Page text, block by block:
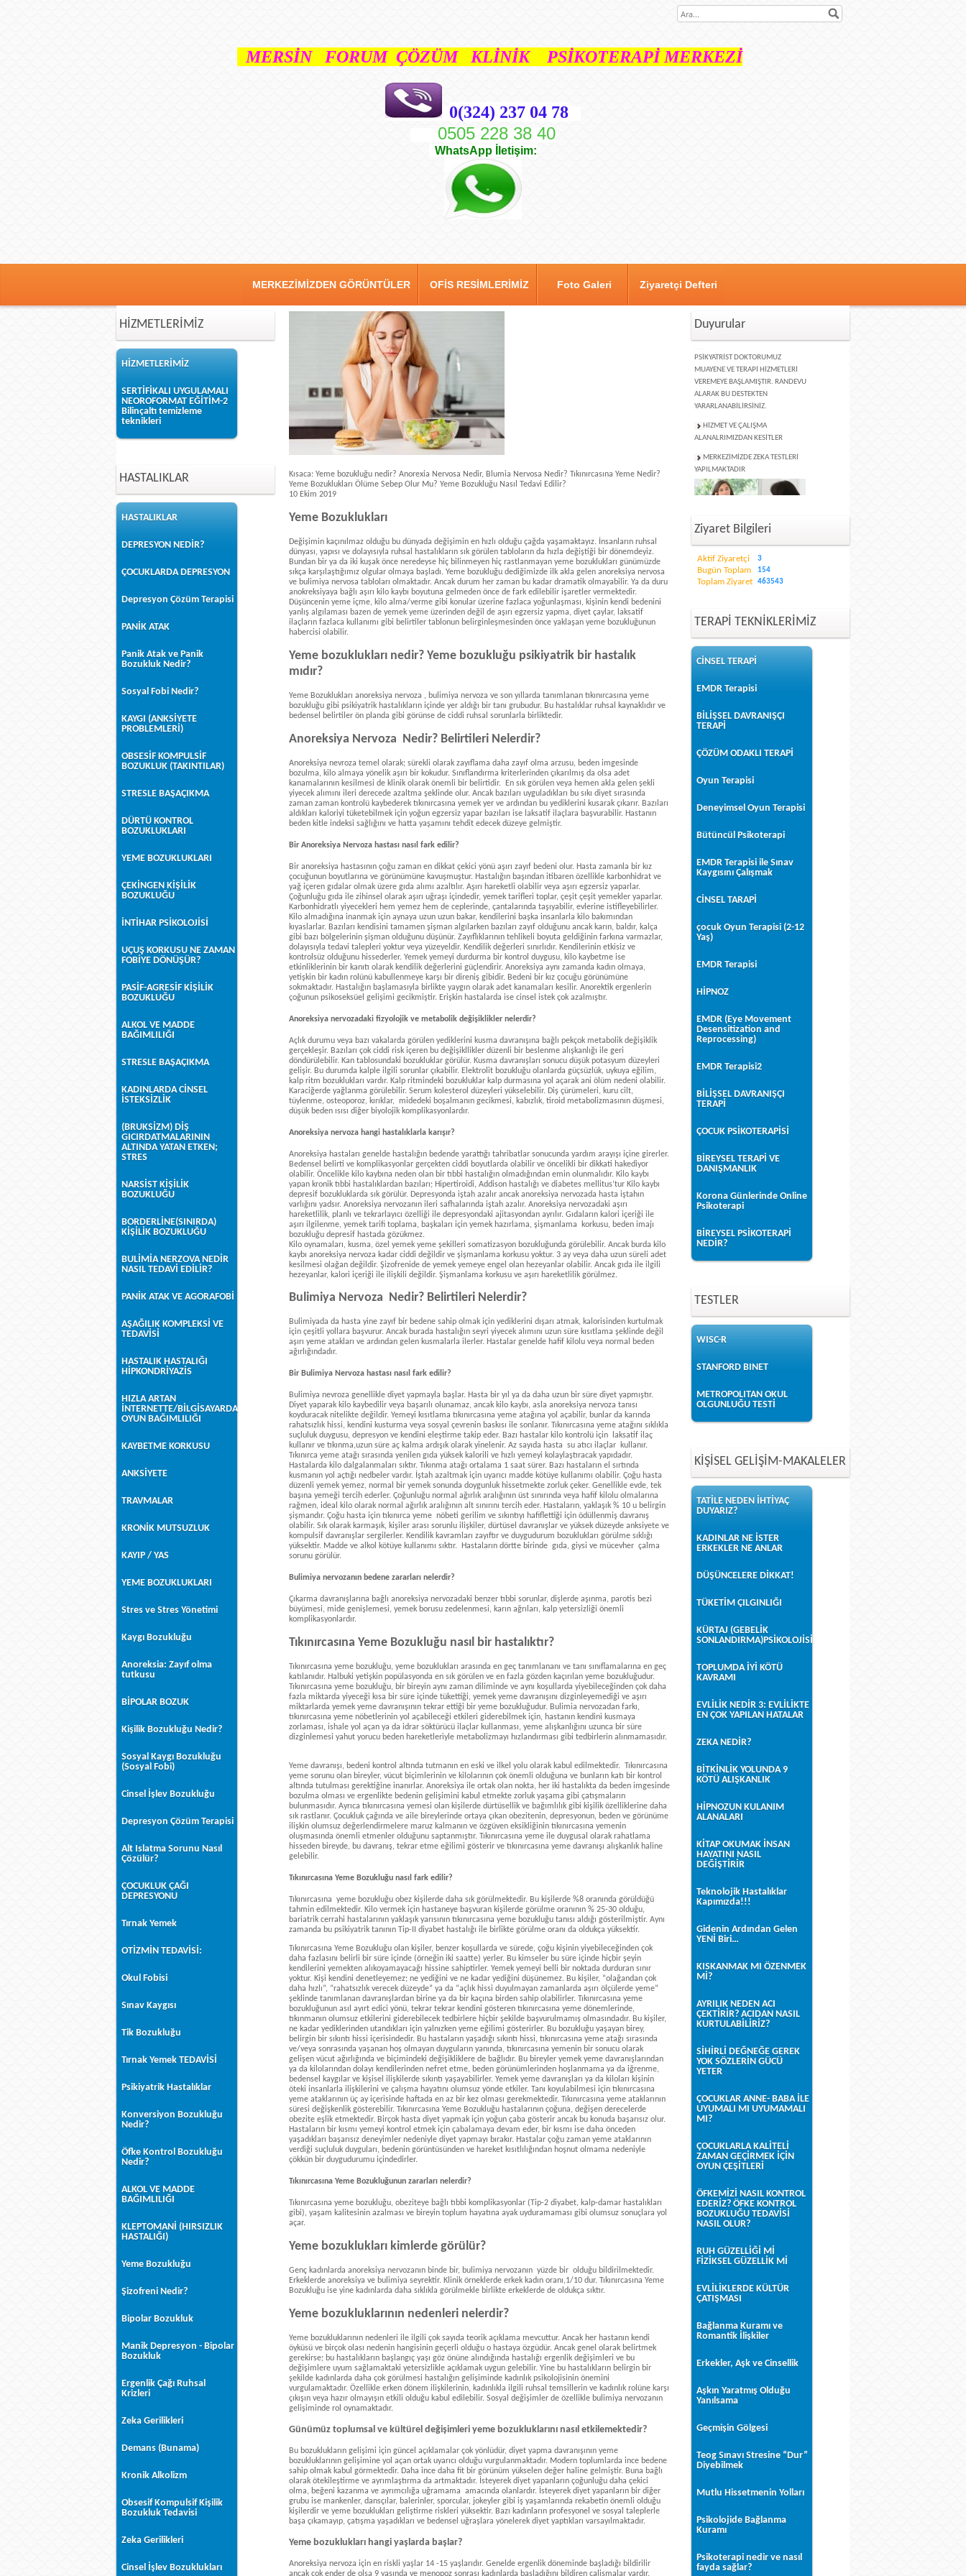
MERSİN FORUM ÇÖZÜM KLİNİK PSİKOTERAPİ MERKEZİ
0(324) 237 04 78
0505 228 38 40
WhatsApp İletişim:
MERKEZİMİZDEN GÖRÜNTÜLER OFİS RESİMLERİMİZ Foto Galeri Ziyaretçi Defteri
HİZMETLERİMİZ
HİZMETLERİMİZ
SERTİFİKALI UYGULAMALI
NEOROFORMAT EĞİTİM-2
Bilinçaltı temizleme
teknikleri
HASTALIKLAR
HASTALIKLAR
DEPRESYON NEDİR?
ÇOCUKLARDA DEPRESYON
Depresyon Çözüm Terapisi
PANİK ATAK
Panik Atak ve Panik
Bozukluk Nedir?
Sosyal Fobi Nedir?
KAYGI (ANKSİYETE
PROBLEMLERİ)
OBSESİF KOMPULSİF
BOZUKLUK (TAKINTILAR)
STRESLE BAŞAÇIKMA
DÜRTÜ KONTROL
BOZUKLUKLARI
YEME BOZUKLUKLARI
ÇEKİNGEN KİŞİLİK
BOZUKLUĞU
İNTİHAR PSİKOLOJİSİ
UÇUŞ KORKUSU NE ZAMAN
FOBİYE DÖNÜŞÜR?
PASİF-AGRESİF KİŞİLİK
BOZUKLUĞU
ALKOL VE MADDE
BAĞIMLILIĞI
STRESLE BAŞAÇIKMA
KADINLARDA CİNSEL
İSTEKSİZLİK
(BRUKSİZM) DİŞ
GICIRDATMALARININ
ALTINDA YATAN ETKEN;
STRES
NARSİST KİŞİLİK
BOZUKLUĞU
BORDERLİNE(SINIRDA)
KİŞİLİK BOZUKLUĞU
BULİMİA NERZOVA NEDİR
NASIL TEDAVİ EDİLİR?
PANİK ATAK VE AGORAFOBİ
AŞAĞILIK KOMPLEKSİ VE
TEDAVİSİ
HASTALIK HASTALIĞI
HİPKONDRİYAZİS
HIZLA ARTAN
İNTERNETTE/BİLGİSAYARDA
OYUN BAĞIMLILIĞI
KAYBETME KORKUSU
ANKSİYETE
TRAVMALAR
KRONİK MUTSUZLUK
KAYIP / YAS
YEME BOZUKLUKLARI
Stres ve Stres Yönetimi
Kaygı Bozukluğu
Anoreksia: Zayıf olma
tutkusu
BİPOLAR BOZUK
Kişilik Bozukluğu Nedir?
Sosyal Kaygı Bozukluğu
(Sosyal Fobi)
Cinsel İşlev Bozukluğu
Depresyon Çözüm Terapisi
Alt Islatma Sorunu Nasıl
Çözülür?
ÇOCUKLUK ÇAĞI
DEPRESYONU
Tırnak Yemek
OTİZMİN TEDAVİSİ:
Okul Fobisi
Sınav Kaygısı
Tik Bozukluğu
Tırnak Yemek TEDAVİSİ
Psikiyatrik Hastalıklar
Konversiyon Bozukluğu
Nedir?
Öfke Kontrol Bozukluğu
Nedir?
ALKOL VE MADDE
BAĞIMLILIĞI
KLEPTOMANİ (HIRSIZLIK
HASTALIĞI)
Yeme Bozukluğu
Şizofreni Nedir?
Bipolar Bozukluk
Manik Depresyon - Bipolar
Bozukluk
Ergenlik Çağı Ruhsal
Krizleri
Zeka Gerilikleri
Demans (Bunama)
Kronik Alkolizm
Obsesif Kompulsif Kişilik
Bozukluk Tedavisi
Zeka Gerilikleri
Cinsel İşlev Bozuklukları
Kısaca: Yeme bozukluğu nedir? Anorexia Nervosa Nedir, Blumia Nervosa Nedir? Tıkınırcasına Yeme Nedir?
Yeme Bozuklukları Ölüme Sebep Olur Mu? Yeme Bozukluğu Nasıl Tedavi Edilir?
10 Ekim 2019
Yeme Bozuklukları
Değişimin kaçınılmaz olduğu bu dünyada değişimin en hızlı olduğu çağda yaşamaktayız. İnsanların ruhsal
dünyası, yapısı ve dolayısıyla ruhsal hastalıkların sık görülen tabloların da hızla değiştiği bir dönemdeyiz.
Bundan bir ya da iki kuşak önce neredeyse hiç bilinmeyen hiç rastlanmayan yeme bozuklukları günümüzde
sıkça karşılaştığımız olgular olmaya başladı. Yeme bozukluğu dediğimizde ilk akla gelen anoreksiya nervosa
ve bulimiya nervosa tabloları olmaktadır. Ancak durum her zaman bu kadar dramatik olmayabilir. Ya da duru
anokreksiyaya bağlı aşırı kilo kaybı boyutuna gelmeden önce de fark edilebilir işaretler vermektedir.
Düşüncenin yeme içme, kilo alma/verme gibi konular üzerine fazlaca yoğunlaşması, kişinin kendi bedenini
yanlış algılaması bazen de yemek yeme üzerinden değil de aşırı egzersiz yapma, diyet çaylar, laksatif
ilaçların fazlaca kullanımı gibi belirtiler tablonun belirginleşmesinden önce yaklaşan yeme bozukluğunun
habercisi olabilir.
Yeme bozuklukları nedir? Yeme bozukluğu psikiyatrik bir hastalık
mıdır?
Yeme Bozuklukları anoreksiya nervoza , bulimiya nervoza ve son yıllarda tanımlanan tıkınırcasına yeme
bozukluğu gibi psikiyatrik hastalıkların içinde yer aldığı bir tanı grubudur. Bu hastalıklar ruhsal kaynaklıdır ve
bedensel belirtiler ön planda gibi görünse de ciddi ruhsal sorunlarla birliktedir.
Anoreksiya Nervoza Nedir? Belirtileri Nelerdir?
Anoreksiya nevroza temel olarak; sürekli olarak zayıflama daha zayıf olma arzusu, beden imgesinde
bozulma, kilo almaya yönelik aşırı bir kokudur. Sınıflandırma kriterlerinden çıkarılmış da olsa adet
kanamalarının kesilmesi de klinik olarak önemli bir belirtidir. En sık görülen veya hemen akla gelen şekli
yiyecek alımını ileri derecede azaltma şeklinde olur. Ancak bazıları uyguladıkları bu sıkı diyet sırasında
zaman zaman kontrolü kaybederek tıkınırcasına yemek yer ve ardından bu yediklerini kusarak çıkarır. Bazıları
aldıkları kaloriyi tüketebilmek için yoğun egzersiz yapar bazıları ise laksatif ilaçlara başvurabilir. Hastanın
beden kitle indeksi sağlığını ve hatta yaşamını tehdit edecek düzeye gelmiştir.
Bir Anoreksiya Nervoza hastası nasıl fark edilir?
Bir anoreksiya hastasının çoğu zaman en dikkat çekici yönü aşırı zayıf bedeni olur. Hasta zamanla bir kız
çocuğunun boyutlarına ve görünümüne kavuşmuştur. Hastalığın başından itibaren özellikle karbonhidrat ve
yağ içeren gıdalar olmak üzere gıda alımı azaltılır. Aşırı hareketli olabilir veya aşırı egzersiz yaparlar.
Çoğunluğu gıda ile zihinsel olarak aşırı uğraşı içindedir, yemek tarifleri toplar, çeşit çeşit yemekler yaparlar.
Karbonhidratlı yiyecekleri hem yemez hem de ceplerinde, çantalarında taşıyabilir, evlerine istifleyebilirler.
Kilo almadığına inanmak için aynaya uzun uzun bakar, kendilerini başka insanlarla kilo bakımından
kıyaslarlar. Bazıları kendisini tamamen şişman algılarken bazıları zayıf olduğunu ancak karın, baldır, kalça
gibi bazı bölgelerinin şişman olduğunu düşünür. Zayıflıklarının tehlikeli boyuta geldiğinin farkına varmazlar,
dolayısıyla tedavi talepleri yoktur veya yüzeyeldir. Kendilik değerleri sınırlıdır. Kendilerinin etkisiz ve
kontrolsüz olduğunu hissederler. Yemek yemeyi durdurma bir kontrol duygusu, kilo kaybetme ise
etkinliklerinin bir kanıtı olarak kendilik değerlerini güçlendirir. Anoreksiya aynı zamanda kadın olmaya,
yetişkin bir kadın rolünü kabullenmeye karşı bir direniş gibidir. Bedeni bir kız çocuğu görünümüne
sokmaktadır. Hastalığın başlamasıyla birlikte yaygın olarak adet kanamaları kesilir. Anorektik ergenlerin
çoğunun psikoseksüel gelişimi gecikmiştir. Erişkin hastalarda ise cinsel istek çok azalmıştır.
Anoreksiya nervozadaki fizyolojik ve metabolik değişiklikler nelerdir?
Açlık durumu veya bazı vakalarda görülen yediklerini kusma davranışına bağlı pekçok metabolik değişiklik
gerçekleşir. Bazıları çok ciddi risk içeren bu değişikllikler düzenli bir beslenme alışkanlığı ile geri
döndürülebilir. Kan tablosundaki bozukluklar görülür. Kusma davranışları sonucu düşük potasyum düzeyleri
gelişir. Bu durumda kalple ilgili sorunlar çıkabilir. Elektrolit bozukluğu olanlarda güçsüzlük, uykuya eğilim,
kalp ritm bozuklukları vardır. Kalp ritmindeki bozukluklar kalp durmasına yol açarak ani ölüm nedeni olabilir.
Karaciğerde yağlanma görülebilir. Serum kolesterol düzeyleri yükselebilir. Diş çürümeleri, kuru cilt,
tüylenme, osteoporoz, kırıklar, midedeki boşalmanın gecikmesi, kabızlık, tiroid metabolizmasının düşmesi,
düşük beden ısısı diğer biyolojik komplikasyonlardır.
Anoreksiya nervoza hangi hastalıklarla karışır?
Anoreksiya hastaları genelde hastalığın bedende yarattığı tahribatlar sonucunda yardım arayışı içine girerler.
Bedensel belirti ve komplikasyonlar gerçekten ciddi boyutlarda olabilir ve öncelikli bir dikkati hakediyor
olabilir. Öncelikle kilo kaybına neden olan bir tıbbi hastalığın olmadığından emin olunmalıdır. Kilo kaybı
yapan kronik tıbbi hastalıklardan bazıları; Hipertiroidi, Addison hastalığı ve diabetes mellitus’tur Kilo kaybı
depresif bozukluklarda sık görülür. Depresyonda iştah azalır ancak anoreksiya nervozada hasta iştahın
varlığını yadsır. Anoreksiya nervozanın ileri safhalarında iştah azalır. Anoreksiya nervozadaki aşırı
hareketlilik, planlı ve tekrarlayıcı özelliği ile depresyondaki ajitasyondan ayrılır. Gıdaların kalori içeriği ile
aşırı ilgilenme, yemek tarifi toplama, başkaları için yemek hazırlama, şişmanlama korkusu, beden imajı
bozukluğu depresif hastada gözükmez.
Kilo oynamaları, kusma, özel yemek yeme şekilleri somatizasyon bozukluğunda görülebilir. Ancak burda kilo
kaybı anoreksiya nervoza kadar ciddi değildir ve şişmanlama korkusu yoktur. 3 ay veya daha uzun süreli adet
kesilmesi olağan değildir. Şizofrenide de yemek yemeye engel olan hezeyanlar olabilir. Ancak gıda ile ilgili
hezeyanlar, kalori içeriği ile ilişkili değildir. Şişmanlama korkusu ve aşırı hareketlilik görülmez.
Bulimiya Nervoza Nedir? Belirtileri Nelerdir?
Bulimiyada da hasta yine zayıf bir bedene sahip olmak için yediklerini dışarı atmak, kalorisinden kurtulmak
için çeşitli yollara başvurur. Ancak burada hastalığın seyri yiyecek alımını uzun süre kısıtlama şeklinde değil
aşırı yeme atakları ve ardından gelen kusmalarla ilerler. Hastalar genelde hafif kilolu veya normal beden
ağırlığındadır.
Bir Bulimiya Nervoza hastası nasıl fark edilir?
Bulimiya nevroza genellikle diyet yapmayla başlar. Hasta bir yıl ya da daha uzun bir süre diyet yapmıştır.
Diyet yaparak kilo kaybedilir veya başarılı olunamaz, ancak kilo kaybı, asla anoreksiya nervoza tanısı
koyduracak nitelikte değildir. Yemeyi kısıtlama tıkınırcasına yeme atağına yol açabilir, bunlar da karında
rahatsızlık hissi, kendini kusturma veya sosyal çevrenin baskısı ile sonlanır. Tıkınırcasına yeme atağını sıklıkla
suçluluk duygusu, depresyon ve kendini eleştirme takip eder. Bazı hastalar kilo kontrolü için laksatif ilaç
kullanır ve tıkınma,uzun süre aç kalma ardışık olarak yinelenir. Az sayıda hasta su atıcı ilaçlar kullanır.
Tıkınırca yeme atağı sırasında yenilen gıda yüksek kalorili ve hızlı yemeyi kolaylaştıracak yapıdadır.
Hastalarda kilo dalgalanmaları sıktır. Tıkınma atağı ortalama 1 saat sürer. Bazı hastaların el sırtında
kusmanın yol açtığı nedbeler vardır. İştah azaltmak için uyarıcı madde kötüye kullanımı olabilir. Çoğu hasta
düzenli yemek yemez, normal bir yemek sonunda doygunluk hissetmekte zorluk çeker. Genellikle evde, tek
başına yemeği tercih ederler. Çoğunluğu normal ağırlık aralığının üst sınırında veya hafif kilolu olmalarına
rağmen, ideal kilo olarak normal ağırlık aralığının alt sınırını tercih eder. Hastaların, yaklaşık % 10 u belirgin
şişmandır. Çoğu hasta için tıkınırca yeme nöbeti gerilim ve sıkıntıyı hafiflettiği için ödüllenmiş davranış
olabilir. Sık olarak karmaşık, kişiler arası sorunlu ilişkiler, dürtüsel davranışlar ve yüksek düzeyde anksiyete ve
kompulsif davranışlar sergilerler. Kendilik kavramları zayıftır ve duygudurum bozuklukları görülme sıklığı
yüksektir. Madde ve alkol kötüye kullanımı sıktır. Hastaların dörtte birinde gıda, giysi ve mücevher çalma
sorunu görülür.
Bulimiya nervozanın bedene zararları nelerdir?
Çıkarma davranışlarına bağlı anoreksiya nervozadaki benzer tıbbi sorunlar, dişlerde aşınma, parotis bezi
büyümesi, mide genişlemesi, yemek borusu zedelenmesi, karın ağrıları, kalp yetersizliği önemli
komplikasyonlardır.
Tıkınırcasına Yeme Bozukluğu nasıl bir hastalıktır?
Tıkınırcasına yeme bozukluğu, yeme bozuklukları arasında en geç tanımlananı ve tanı sınıflamalarına en geç
katılanıdır. Halbuki yetişkin popülasyonda en sık görülen ve en fazla gözden kaçırılan yeme bozukluğudur.
Tıkınırcasına yeme bozukluğu, bir bireyin aynı zaman diliminde ve aynı koşullarda yiyebileceğinden çok daha
fazla miktarda yiyeceği kısa bir süre içinde tükettiği, yemek yeme davranışını dizginleyemediği ve aşırı
miktarlarda yemek yeme davranışının tekrar ettiği bir yeme bozukluğudur. Bulimia nervozadan farkı,
tıkınırcasına yeme nöbetlerinin yol açabileceği etkileri giderebilmek için, hastanın kendini kusmaya
zorlaması, ishale yol açan ya da idrar söktürücü ilaçlar kullanması, yeme alışkanlığını uzunca bir süre
dizginlemesi yahut yorucu beden hareketleriyle metabolizmayı hızlandırması gibi tedbirlerin alınmamasıdır.
Yeme davranışı, bedeni kontrol altında tutmanın en eski ve ilkel yolu olarak kabul edilmektedir. Tıkınırcasına
yeme sorunu olan bireyler, vücut biçimlerinin ve kilolarının çok önemli olduğuna ve bunların katı bir kontrol
altında tutulması gerektiğine inanırlar. Anoreksiya ile ortak olan nokta, her iki hastalıkta da beden imgesinde
bozulma olması ve ergenlikte bedenin gelişimini kabul etmekte zorluk yaşama gibi çatışmaların
bulunmasıdır. Ayrıca tıkınırcasına yemesi olan kişilerde dürtüsellik ve bağımlılık gibi kişilik özelliklerine daha
sık rastlanır. Çocukluk çağında ve aile bireylerinde ortaya çıkan obezitenin, depresyonun, beden ve görünüme
ilişkin olumsuz değerlendirmelere maruz kalmanın ve özgüven eksikliğinin tıkınırcasına yemenin
oluşmasında önemli etmenler olduğunu saptanmıştır. Tıkınırcasına yeme ile duygusal olarak rahatlama
hisseden bireyde, bu davranış, tekrar etme eğilimi gösterir ve tıkınırcasına yeme davranışı alışkanlık haline
gelebilir.
Tıkınırcasına Yeme Bozukluğu nasıl fark edilir?
Tıkınırcasına yeme bozukluğu obez kişilerde daha sık görülmektedir. Bu kişilerde %8 oranında görüldüğü
tahmin edilmektedir. Kilo vermek için hastaneye başvuran kişilerde görülme oranının % 25-30 olduğu,
bariatrik cerrahi hastalarının yaklaşık yarısının tıkınırcasına yeme bozukluğu tanısı aldığı gösterilmiştir. Aynı
zamanda bu psikiyatrik tanının Tip-II diyabet hastalığı ile birlikte görülme oranı da oldukça yüksektir.
Tıkınırcasına Yeme Bozukluğu olan kişiler, benzer koşullarda ve sürede, çoğu kişinin yiyebileceğinden çok
daha fazlasını belirli bir süre içinde (örneğin iki saatte) yerler. Bu kimseler bu süre içinde hiçbir şeyin
kendilerini yemekten alıkoyamayacağı hissine sahiptirler. Yemek yemeyi belli bir noktada durduran sınır
yoktur. Kişi kendini denetleyemez; ne yediğini ve ne kadar yediğini düşünemez. Bu kişiler, “olağandan çok
daha hızlı”, “rahatsızlık verecek düzeyde” ya da “açlık hissi duyulmayan zamanlarda aşırı ölçülerde yeme”
şeklinde tanımlanan davranışlardan birine ya da bir kaçına birden sahip olabilirler. Tıkınırcasına yeme
bozukluğunun asıl ayırt edici yönü, tekrar tekrar kendini gösteren tıkınırcasına yeme dönemlerinde,
tıkınmanın olumsuz etkilerini giderebilecek tedbirlere hiçbir şekilde başvurulmamış olmasındadır. Bu kişiler,
ne kadar yediklerinden utandıkları için yalnızken yeme eğilimi gösterirler. Bu bozukluğu yaşayan birey,
belirgin bir sıkıntı hissi içerisindedir. Bu hastaların yaşadığı sıkıntı hissi, tıkınırcasına yeme atağı sırasında
ve/veya sonrasında yaşanan hoş olmayan duyguların yanında, tıkınırcasına yemenin bir sonucu olarak
gelişen vücut ağırlığında ve biçimindeki değişikliklere de bağlıdır. Bu bireyler yemek yeme davranışlarından
ya da kilolarından dolayı kendilerinden nefret etme, beden görünümlerinden hoşlanmama ya da iğrenme,
bedensel kaygılar ve kişisel ilişkilerde sıkıntı yaşayabilirler. Yemek yeme davranışları ya da kiloları kişinin
öteki insanlarla ilişkilerini ve çalışma hayatını olumsuz yönde etkiler. Tanı koyulabilmesi için tıkınırcasına
yeme ataklarının üç ay içerisinde haftada en az bir kez olması gerekmektedir. Tıkınırcasına yeme ataklarının
süresi değişkenlik gösterebilir. Tıkınırcasına Yeme Bozukluğu hastalarının çoğuna, değişen derecelerde
obezite eşlik etmektedir. Birçok hasta diyet yapmak için yoğun çaba gösterir ancak bu konuda başarısız olur.
Hastaların bir kısmı yemeyi kontrol etmek için çabalamaya devam eder, bir kısmı ise daha önceden
yaşadıkları başarısız deneyimler nedeniyle diyet yapmayı bırakır. Hastalar çoğu zaman yeme ataklarının
verdiği suçluluk duyguları, bedenin görüntüsünden ve hareket kısıtlılığından hoşnut olmama nedeniyle
çökkün bir duygudurumu içindedirler.
Tıkınırcasına Yeme Bozukluğunun zararları nelerdir?
Tıkınırcasına yeme bozukluğu, obeziteye bağlı tıbbi komplikasyonlar (Tip-2 diyabet, kalp-damar hastalıkları
gibi), yaşam kalitesinin azalması ve bireyin toplum hayatına ayak uyduramaması gibi olumsuz sonuçlara yol
açar.
Yeme bozuklukları kimlerde görülür?
Genç kadınlarda anoreksiya nervozanın binde bir, bulimiya nervozanın yüzde bir olduğu bildirilmektedir.
Erkeklerde anoreksiya ve bulimiya seyrektir. Klinik örneklerde erkek kadın oranı,1/10 dur. Tıkınırcasına Yeme
Bozukluğu ise yine kadınlarda daha sıklıkla görülmekle birlikte erkeklerde de oldukça sıktır.
Yeme bozukluklarının nedenleri nelerdir?
Yeme bozukluklarının nedenleri ile ilgili çok sayıda teorik açıklama mevcuttur. Ancak her hastanın kendi
öyküsü ve birçok olası nedenin hangisinin geçerli olduğu o hastaya özgüdür. Ancak genel olarak belirtmek
gerekirse; bu hastalıkların başlangıç yaşı göz önüne alındığında hastalığı ergenlik değişimleri ve bu
değişimlere uyum sağlamaktaki yetersizlikle açıklamak uygun gelebilir. Yine bu hastalıkların belirgin bir
şekilde kadınlarda daha çok görülmesi hastalığın gelişiminde kadınlık psikolojisinin önemini
vurgulamaktadır. Özellikle erken dönem ilişkilerinin, kadınlıkla ilgili ruhsal temsillerin ve kadınlık rolüne karşı
çıkışın veya hazır olmayışın etkili olduğu kabul edilebilir. Sosyal değişimler de özellikle bulimiya nervozanın
gelişiminde rol oynamaktadır.
Günümüz toplumsal ve kültürel değişimleri yeme bozukluklarını nasıl etkilemektedir?
Bu bozuklukların gelişimi için güncel açıklamalar çok yönlüdür, diyet yapma davranışının yeme
bozukluklarının gelişimine yol açan ortak uyarıcı olduğu vurgulanmaktadır. Modern toplumlarda ince bedene
sahip olmak kabul görmektedir. Daha ince daha fit bir görünüm yükselen değer haline gelmiştir. Buna bağlı
olarak ötekileştirme ve ayrımlaştırma da artmaktadır. İsteyerek diyet yapanların çoğunluğu daha çekici
olma, beğeni kazanma ve ayrımcılığa uğramama amacında olanlardır. İsteyerek diyet yapanların bir diğer
grubu ise mankenler, dansçılar, balerinler, sporcular, jokeyler gibi iş yaşamlarında rekabetin önemli olduğu
kişilerdir ve yeme bozuklukları geliştirme riskleri yüksektir. Bazı kadınların profesyonel ve sosyal taleplerle
başa çıkamayıp, çatışma yaşadıkları ve bedensel uğraşlara yönelerek diyet yaptıkları varsayılmaktadır.
Yeme bozuklukları hangi yaşlarda başlar?
Anoreksiya nervoza için en riskli yaşlar 14 -15 yaşlarıdır. Genelde ergenlik döneminde başladığı bildirilir
ancak çok ender de olsa 9 yaşında ve menopoz sonrası kadınlarda başladığını bildiren çalişmalar vardır.
Duyurular
MUAYENE VE TERAPİ HİZMETLERİ
VEREMEYE BAŞLAMIŞTIR. RANDEVU
ALARAK BU DESTEKTEN
YARARLANABİLİRSİNİZ.
ALANALRIMIZDAN KESİTLER
YAPILMAKTADIR
FORUM ÇÖZÜM KLİNİK
PSİKOTERAPİ DANIŞMANLIK MERKEZİ
HİZMET VERMEYE BAŞLAMIŞTIR.
Ziyaret Bilgileri
Aktif Ziyaretçi 3
Bugün Toplam 154
Toplam Ziyaret 463543
TERAPİ TEKNİKLERİMİZ
CİNSEL TERAPİ
EMDR Terapisi
BİLİŞSEL DAVRANIŞÇI
TERAPİ
ÇÖZÜM ODAKLI TERAPİ
Oyun Terapisi
Deneyimsel Oyun Terapisi
Bütüncül Psikoterapi
EMDR Terapisi ile Sınav
Kaygısını Çalışmak
CİNSEL TARAPİ
çocuk Oyun Terapisi (2-12
Yaş)
EMDR Terapisi
HİPNOZ
EMDR (Eye Movement
Desensitization and
Reprocessing)
EMDR Terapisi2
BİLİŞSEL DAVRANIŞÇI
TERAPİ
ÇOCUK PSİKOTERAPİSİ
BİREYSEL TERAPİ VE
DANIŞMANLIK
Korona Günlerinde Online
Psikoterapi
BİREYSEL PSİKOTERAPİ
NEDİR?
TESTLER
WISC-R
STANFORD BINET
METROPOLITAN OKUL
OLGUNLUĞU TESTİ
KİŞİSEL GELİŞİM-MAKALELER
TATİLE NEDEN İHTİYAÇ
DUYARIZ?
KADINLAR NE İSTER
ERKEKLER NE ANLAR
DÜŞÜNCELERE DİKKAT!
TÜKETİM ÇILGINLIĞI
KÜRTAJ (GEBELİK
SONLANDIRMA)PSİKOLOJİSİ
TOPLUMDA İYİ KÖTÜ
KAVRAMI
EVLİLİK NEDİR 3: EVLİLİKTE
EN ÇOK YAPILAN HATALAR
ZEKA NEDİR?
BİTKİNLİK YOLUNDA 9
KÖTÜ ALIŞKANLIK
HİPNOZUN KULANIM
ALANALARI
KİTAP OKUMAK İNSAN
HAYATINI NASIL
DEĞİŞTİRİR
Teknolojik Hastalıklar
Kapımızda!!!
Gidenin Ardından Gelen
YENİ Biri…
KISKANMAK MI ÖZENMEK
Mİ?
AYRILIK NEDEN ACI
ÇEKTİRİR? ACIDAN NASIL
KURTULABİLİRİZ?
SİHİRLİ DEĞNEĞE GEREK
YOK SÖZLERİN GÜCÜ
YETER
ÇOCUKLAR ANNE- BABA İLE
UYUMALI MI UYUMAMALI
MI?
ÇOCUKLARLA KALİTELİ
ZAMAN GEÇİRMEK İÇİN
OYUN ÇEŞİTLERİ
ÖFKEMİZİ NASIL KONTROL
EDERİZ? ÖFKE KONTROL
BOZUKLUĞU TEDAVİSİ
NASIL OLUR?
RUH GÜZELLİĞİ Mİ
FİZİKSEL GÜZELLİK Mİ
EVLİLİKLERDE KÜLTÜR
ÇATIŞMASI
Bağlanma Kuramı ve
Romantik İlişkiler
Erkekler, Aşk ve Cinsellik
Aşkın Yaratmış Olduğu
Yanılsama
Geçmişin Gölgesi
Teog Sınavı Stresine “Dur”
Diyebilmek
Mutlu Hissetmenin Yolları
Psikolojide Bağlanma
Kuramı
Psikoterapi nedir ve nasıl
fayda sağlar?